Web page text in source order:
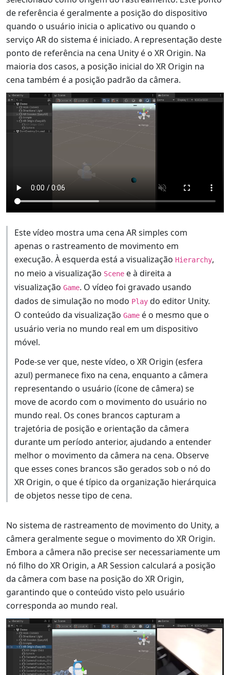
de referência é geralmente a posição do dispositivo
quando o usuário inicia o aplicativo ou quando o
serviço AR do sistema é iniciado. A representação deste
ponto de referência na cena Unity é o XR Origin. Na
maioria dos casos, a posição inicial do XR Origin na
cena também é a posição padrão da câmera.
Este vídeo mostra uma cena AR simples com
apenas o rastreamento de movimento em
execução. À esquerda está a visualização Hierarchy,
no meio a visualização Scenee à direita a
visualização Game. O vídeo foi gravado usando
dados de simulação no modo Playdo editor Unity.
O conteúdo da visualização Gameé o mesmo que o
usuário veria no mundo real em um dispositivo
móvel.
Pode-se ver que, neste vídeo, o XR Origin (esfera
azul) permanece fixo na cena, enquanto a câmera
representando o usuário (ícone de câmera) se
move de acordo com o movimento do usuário no
mundo real. Os cones brancos capturam a
trajetória de posição e orientação da câmera
durante um período anterior, ajudando a entender
melhor o movimento da câmera na cena. Observe
que esses cones brancos são gerados sob o nó do
XR Origin, o que é típico da organização hierárquica
de objetos nesse tipo de cena.
No sistema de rastreamento de movimento do Unity, a
câmera geralmente segue o movimento do XR Origin.
Embora a câmera não precise ser necessariamente um
nó filho do XR Origin, a AR Session calculará a posição
da câmera com base na posição do XR Origin,
garantindo que o conteúdo visto pelo usuário
corresponda ao mundo real.